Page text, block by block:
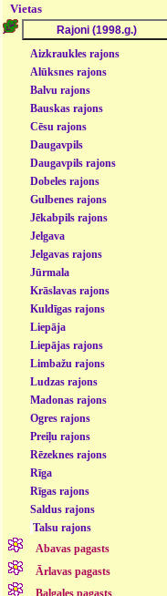
Vietas
Aizkraukles rajons
Alūksnes rajons
Balvu rajons
Bauskas rajons
Cēsu rajons
Daugavpils
Daugavpils rajons
Dobeles rajons
Gulbenes rajons
Jēkabpils rajons
Jelgava
Jelgavas rajons
Jūrmala
Krāslavas rajons
Kuldīgas rajons
Liepāja
Liepājas rajons
Limbažu rajons
Ludzas rajons
Madonas rajons
Ogres rajons
Preiļu rajons
Rēzeknes rajons
Rīga
Rīgas rajons
Saldus rajons
Talsu rajons
Abavas pagasts
Ārlavas pagasts
Balgales pagasts